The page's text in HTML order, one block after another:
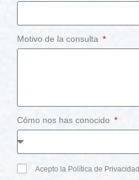
Motivo de la consulta
Cómo nos has conocido
Acepto la Política de Privacidad